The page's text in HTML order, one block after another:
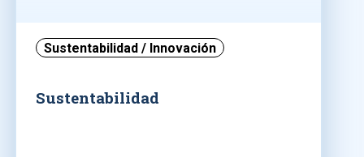
Sustentabilidad / Innovación
Sustentabilidad